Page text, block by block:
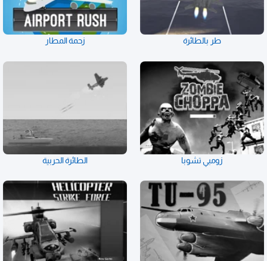
طر بالطائرة زحمة المطار
زومبي تشوبا الطائرة الحربية